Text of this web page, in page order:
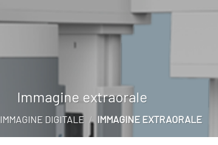
Immagine extraorale
IMMAGINE DIGITALE / IMMAGINE EXTRAORALE